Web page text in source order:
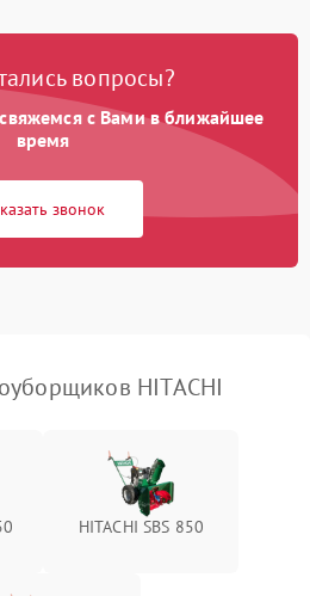
Подробнее →
300 ₽ Подробнее →
Подробнее →
Подробнее →
вопросы?
с Вами в ближайшее
время
звонок
HITACHI
HITACHI SBS 850